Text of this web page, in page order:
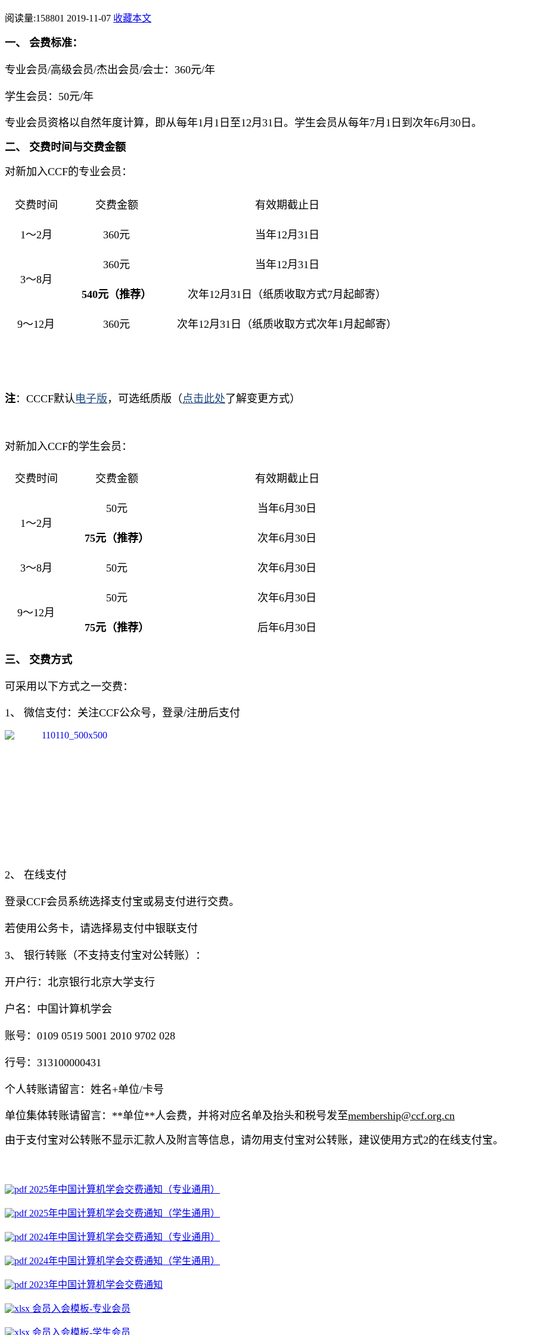
阅读量:158801 2019-11-07 收藏本文
一、 会费标准：
专业会员/高级会员/杰出会员/会士：360元/年
学生会员：50元/年
专业会员资格以自然年度计算，即从每年1月1日至12月31日。学生会员从每年7月1日到次年6月30日。
二、 交费时间与交费金额
对新加入CCF的专业会员：
交费时间 交费金额 有效期截止日
1～2月 360元 当年12月31日
3～8月
360元 当年12月31日
540元（推荐） 次年12月31日（纸质收取方式7月起邮寄）
9～12月 360元 次年12月31日（纸质收取方式次年1月起邮寄）
注：CCCF默认电子版 ，可选纸质版（ 点击此处 了解变更方式）
对新加入CCF的学生会员：
交费时间 交费金额 有效期截止日
1～2月
50元 当年6月30日
75元（推荐） 次年6月30日
3～8月 50元 次年6月30日
9～12月
50元 次年6月30日
75元（推荐） 后年6月30日
三、 交费方式
可采用以下方式之一交费：
1、 微信支付：关注CCF公众号，登录/注册后支付
2、 在线支付
登录CCF会员系统选择支付宝或易支付进行交费。
若使用公务卡，请选择易支付中银联支付
3、 银行转账（不支持支付宝对公转账）：
开户行：北京银行北京大学支行
户名：中国计算机学会
账号：0109 0519 5001 2010 9702 028
行号：313100000431
个人转账请留言：姓名+单位/卡号
单位集体转账请留言：**单位**人会费，并将对应名单及抬头和税号发至membership@ccf.org.cn
由于支付宝对公转账不显示汇款人及附言等信息，请勿用支付宝对公转账，建议使用方式2的在线支付宝。
2025年中国计算机学会交费通知（专业通用）
2025年中国计算机学会交费通知（学生通用）
2024年中国计算机学会交费通知（专业通用）
2024年中国计算机学会交费通知（学生通用）
2023年中国计算机学会交费通知
会员入会模板-专业会员
会员入会模板-学生会员